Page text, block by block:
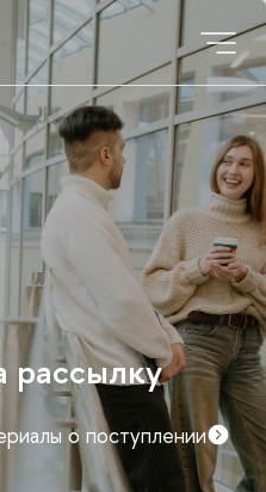
рассылку
о поступлении